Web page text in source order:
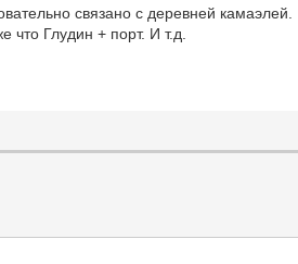
связано с деревней камаэлей.
что Глудин + порт. И т.д.